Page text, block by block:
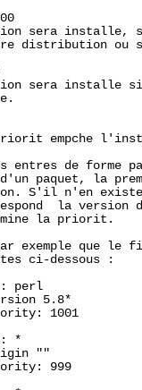
sera installe,
distribution ou
sera installe
empche
entres de forme
paquet, la
S'il n'en
la version
la priorit.
exemple que le
ci-dessous :
perl
5.8*
1001
*
""
999